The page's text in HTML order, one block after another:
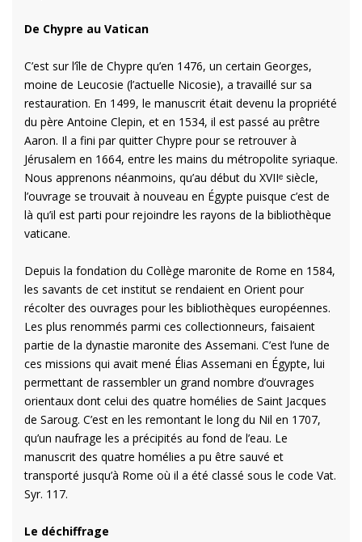
De Chypre au Vatican
C’est sur l’île de Chypre qu’en 1476, un certain Georges,
moine de Leucosie (l’actuelle Nicosie), a travaillé sur sa
restauration. En 1499, le manuscrit était devenu la propriété
du père Antoine Clepin, et en 1534, il est passé au prêtre
Aaron. Il a fini par quitter Chypre pour se retrouver à
Jérusalem en 1664, entre les mains du métropolite syriaque.
Nous apprenons néanmoins, qu’au début du XVIIᵉ siècle,
l’ouvrage se trouvait à nouveau en Égypte puisque c’est de
là qu’il est parti pour rejoindre les rayons de la bibliothèque
vaticane.
Depuis la fondation du Collège maronite de Rome en 1584,
les savants de cet institut se rendaient en Orient pour
récolter des ouvrages pour les bibliothèques européennes.
Les plus renommés parmi ces collectionneurs, faisaient
partie de la dynastie maronite des Assemani. C’est l’une de
ces missions qui avait mené Élias Assemani en Égypte, lui
permettant de rassembler un grand nombre d’ouvrages
orientaux dont celui des quatre homélies de Saint Jacques
de Saroug. C’est en les remontant le long du Nil en 1707,
qu’un naufrage les a précipités au fond de l’eau. Le
manuscrit des quatre homélies a pu être sauvé et
transporté jusqu’à Rome où il a été classé sous le code Vat.
Syr. 117.
Le déchiffrage